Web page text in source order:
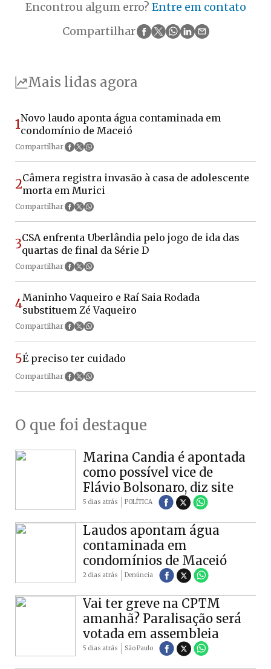
Encontrou algum erro? Entre em contato
Compartilhar
Mais lidas agora
1Novo laudo aponta água contaminada em
condomínio de Maceió
Compartilhar
2Câmera registra invasão à casa de adolescente
morta em Murici
Compartilhar
3CSA enfrenta Uberlândia pelo jogo de ida das
quartas de final da Série D
Compartilhar
4Maninho Vaqueiro e Raí Saia Rodada
substituem Zé Vaqueiro
Compartilhar
5É preciso ter cuidado
Compartilhar
O que foi destaque
Marina Candia é apontada
como possível vice de
Flávio Bolsonaro, diz site
5 dias atrás POLÍTICA
Laudos apontam água
contaminada em
condomínios de Maceió
2 dias atrás Denúncia
Vai ter greve na CPTM
amanhã? Paralisação será
votada em assembleia
5 dias atrás São Paulo